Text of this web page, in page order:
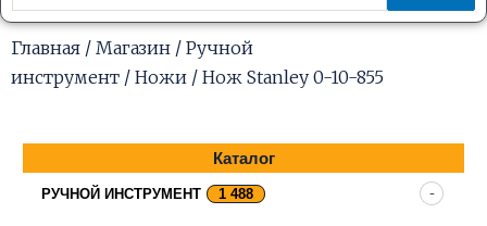
Главная / Магазин / Ручной
инструмент / Ножи / Нож Stanley 0-10-855
Каталог
РУЧНОЙ ИНСТРУМЕНТ 1 488